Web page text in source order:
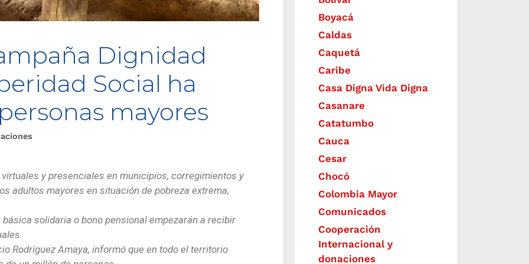
Dignidad
Social ha
mayores
y presenciales en municipios, corregimientos y
adultos mayores en situación de pobreza extrema,
solidaria o bono pensional empezarán a recibir
Rodríguez Amaya, informó que en todo el territorio
Boyacá
Caldas
Caquetá
Caribe
Casa Digna Vida Digna
Casanare
Catatumbo
Cauca
Cesar
Chocó
Colombia Mayor
Comunicados
Cooperación
Internacional y
donaciones